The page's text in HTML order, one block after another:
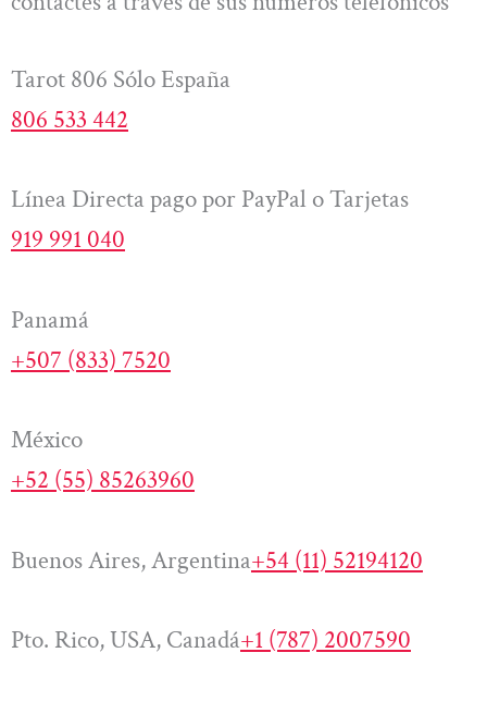
Tarot 806 Sólo España
806 533 442
Línea Directa pago por PayPal o Tarjetas
919 991 040
Panamá
+507 (833) 7520
México
+52 (55) 85263960
Buenos Aires, Argentina+54 (11) 52194120
Pto. Rico, USA, Canadá+1 (787) 2007590